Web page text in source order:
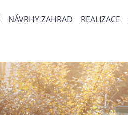
NÁVRHY ZAHRAD REALIZACE